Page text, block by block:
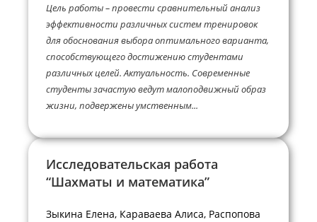
Цель работы – провести сравнительный анализ
эффективности различных систем тренировок
для обоснования выбора оптимального варианта,
способствующего достижению студентами
различных целей. Актуальность. Современные
студенты зачастую ведут малоподвижный образ
жизни, подвержены умственным...
Исследовательская работа
“Шахматы и математика”
Зыкина Елена, Караваева Алиса, Распопова